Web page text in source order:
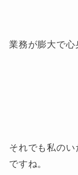
業務が膨大で心
それでも私の
ですね。